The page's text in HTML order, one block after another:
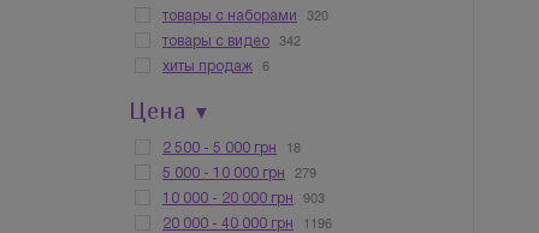
товары с наборами 320
товары с видео 342
хиты продаж 6
Цена ▼
2 500 - 5 000 грн 18
5 000 - 10 000 грн 279
10 000 - 20 000 грн 903
20 000 - 40 000 грн 1196